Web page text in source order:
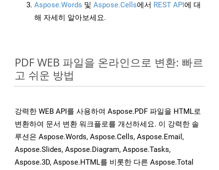
Aspose.Words 및 Aspose.Cells에서 REST API에 대
해 자세히 알아보세요.
PDF WEB 파일을 온라인으로 변환: 빠르
고 쉬운 방법
강력한 WEB API를 사용하여 Aspose.PDF 파일을 HTML로
변환하여 문서 변환 워크플로를 개선하세요. 이 강력한 솔
루션은 Aspose.Words, Aspose.Cells, Aspose.Email,
Aspose.Slides, Aspose.Diagram, Aspose.Tasks,
Aspose.3D, Aspose.HTML를 비롯한 다른 Aspose.Total